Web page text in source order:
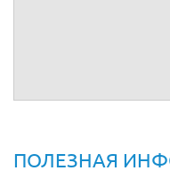
ПОЛЕЗНАЯ